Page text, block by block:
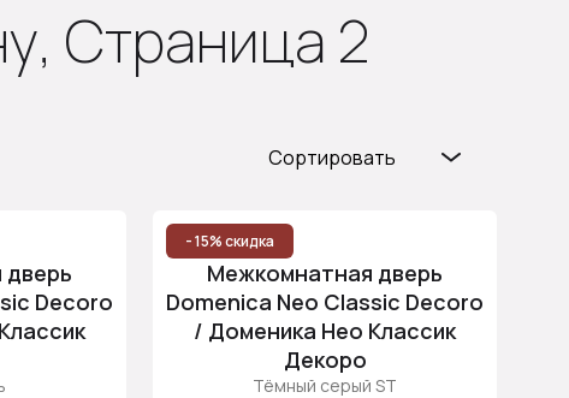
Страница 2
Сортировать
Цена (возр.)
Цена (убыв.)
Cначала новинки
Cначала скидки
Decoro
- 15% скидка
Межкомнатная дверь
Domenica Neo Classic Decoro
/ Доменика Нео Классик
Декоро
Тёмный серый ST